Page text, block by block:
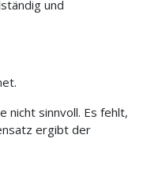
und
nicht sinnvoll. Es fehlt,
ergibt der